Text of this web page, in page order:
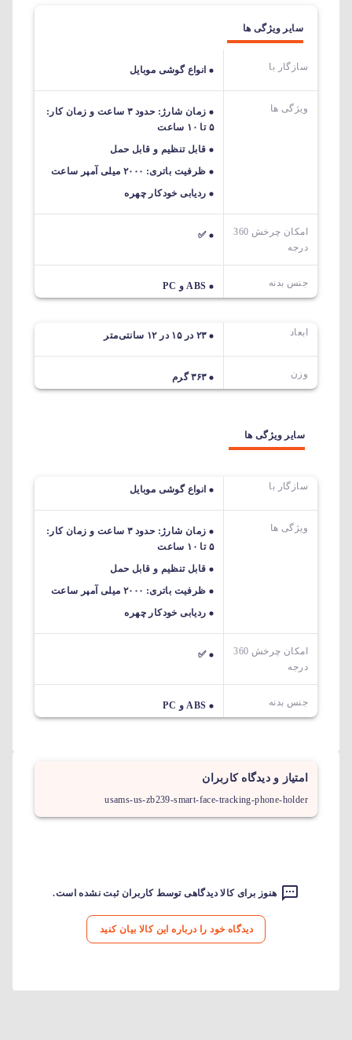
سایر ویژگی ها
سازگار با انواع گوشی موبایل
ویژگی ها
زمان شارژ: حدود ۳ ساعت و زمان کار:
۵ تا ۱۰ ساعت
قابل تنظیم و قابل حمل
ظرفیت باتری: ۲۰۰۰ میلی آمپر ساعت
ردیابی خودکار چهره
امکان چرخش 360
درجه
✅
جنس بدنه ABS و PC
ابعاد ۲۳ در ۱۵ در ۱۲ سانتی‌متر
وزن ۳۶۳ گرم
سایر ویژگی ها
سازگار با انواع گوشی موبایل
ویژگی ها
زمان شارژ: حدود ۳ ساعت و زمان کار:
۵ تا ۱۰ ساعت
قابل تنظیم و قابل حمل
ظرفیت باتری: ۲۰۰۰ میلی آمپر ساعت
ردیابی خودکار چهره
امکان چرخش 360
درجه
✅
جنس بدنه ABS و PC
امتیاز و دیدگاه کاربران
usams-us-zb239-smart-face-tracking-phone-holder
هنوز برای کالا دیدگاهی توسط کاربران ثبت نشده است.
دیدگاه خود را درباره این کالا بیان کنید